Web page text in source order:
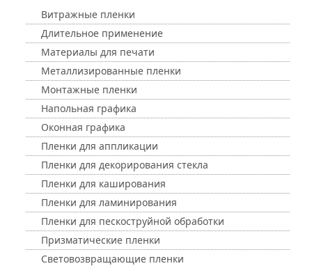
Витражные пленки
Длительное применение
Материалы для печати
Металлизированные пленки
Монтажные пленки
Напольная графика
Оконная графика
Пленки для аппликации
Пленки для декорирования стекла
Пленки для каширования
Пленки для ламинирования
Пленки для пескоструйной обработки
Призматические пленки
Световозвращающие пленки